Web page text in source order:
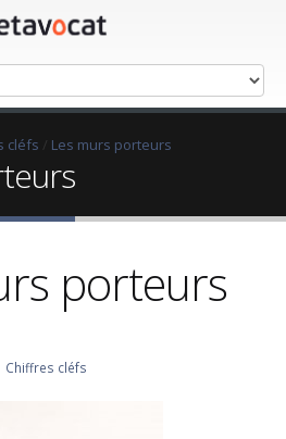
cléfs / Les murs porteurs
porteurs
Chiffres cléfs